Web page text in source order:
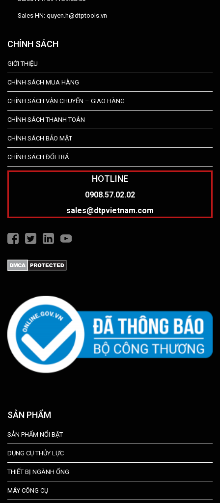
Sales HN: quyen.h@dtptools.vn
CHÍNH SÁCH
GIỚI THIỆU
CHÍNH SÁCH MUA HÀNG
CHÍNH SÁCH VẬN CHUYỂN – GIAO HÀNG
CHÍNH SÁCH THANH TOÁN
CHÍNH SÁCH BẢO MẬT
CHÍNH SÁCH ĐỔI TRẢ
HOTLINE
0908.57.02.02
sales@dtpvietnam.com
SẢN PHẨM
SẢN PHẨM NỔI BẬT
DỤNG CỤ THỦY LỰC
THIẾT BỊ NGÀNH ỐNG
MÁY CÔNG CỤ